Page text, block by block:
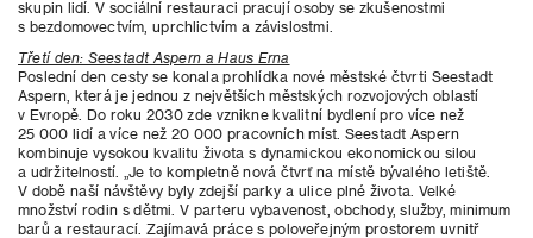
skupin lidí. V sociální restauraci pracují osoby se zkušenostmi
s bezdomovectvím, uprchlictvím a závislostmi.
Třetí den: Seestadt Aspern a Haus Erna
Poslední den cesty se konala prohlídka nové městské čtvrti Seestadt
Aspern, která je jednou z největších městských rozvojových oblastí
v Evropě. Do roku 2030 zde vznikne kvalitní bydlení pro více než
25 000 lidí a více než 20 000 pracovních míst. Seestadt Aspern
kombinuje vysokou kvalitu života s dynamickou ekonomickou silou
a udržitelností. „Je to kompletně nová čtvrť na místě bývalého letiště.
V době naší návštěvy byly zdejší parky a ulice plné života. Velké
množství rodin s dětmi. V parteru vybavenost, obchody, služby, minimum
barů a restaurací. Zajímavá práce s poloveřejným prostorem uvnitř